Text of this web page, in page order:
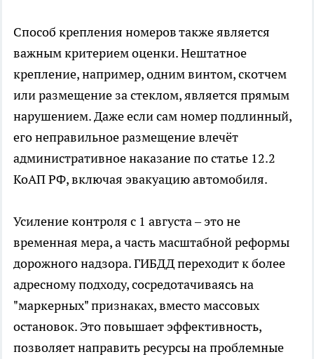
Способ крепления номеров также является
важным критерием оценки. Нештатное
крепление, например, одним винтом, скотчем
или размещение за стеклом, является прямым
нарушением. Даже если сам номер подлинный,
его неправильное размещение влечёт
административное наказание по статье 12.2
КоАП РФ, включая эвакуацию автомобиля.
Усиление контроля с 1 августа – это не
временная мера, а часть масштабной реформы
дорожного надзора. ГИБДД переходит к более
адресному подходу, сосредотачиваясь на
"маркерных" признаках, вместо массовых
остановок. Это повышает эффективность,
позволяет направить ресурсы на проблемные